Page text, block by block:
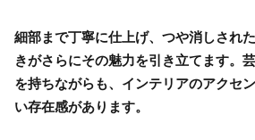
細部まで丁寧に仕上げ、つや消しされ
きがさらにその魅力を引き立てます。
を持ちながらも、インテリアのアクセ
い存在感があります。